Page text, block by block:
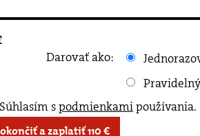
Darovať ako:
Súhlasím spodmienkamipoužívania.
Dokončiť a zaplatiť110€